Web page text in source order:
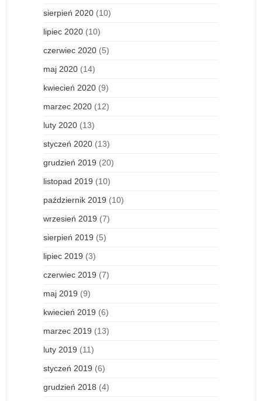
sierpień 2020 (10)
lipiec 2020 (10)
czerwiec 2020 (5)
maj 2020 (14)
kwiecień 2020 (9)
marzec 2020 (12)
luty 2020 (13)
styczeń 2020 (13)
grudzień 2019 (20)
listopad 2019 (10)
październik 2019 (10)
wrzesień 2019 (7)
sierpień 2019 (5)
lipiec 2019 (3)
czerwiec 2019 (7)
maj 2019 (9)
kwiecień 2019 (6)
marzec 2019 (13)
luty 2019 (11)
styczeń 2019 (6)
grudzień 2018 (4)